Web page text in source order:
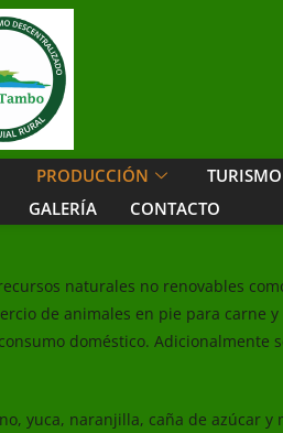
PRODUCCIÓN TURISMO
GALERÍA CONTACTO
naturales no renovables
de animales en pie para carne
doméstico. Adicionalmente
yuca, naranjilla, caña de azúcar